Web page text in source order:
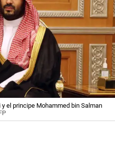
el principe Mohammed bin Salman